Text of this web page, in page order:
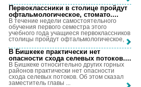
Первоклассники в столице пройдут
офтальмологическое, стомато....
В течение недели самостоятельного
обучения первого семестра этого
учебного года учащиеся первоклассников
столицы пройдут офтальмологическое, ...
В Бишкеке практически нет
опасности схода селевых потоков....
В Бишкеке относительно других горных
районов практически нет опасности
схода селевых потоков. Об этом сказал
заместитель главы ...